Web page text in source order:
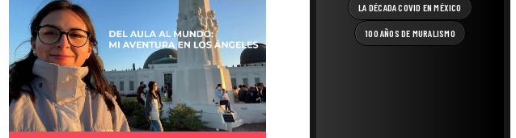
LA DÉCADA COVID EN MÉXICO
100 AÑOS DE MURALISMO